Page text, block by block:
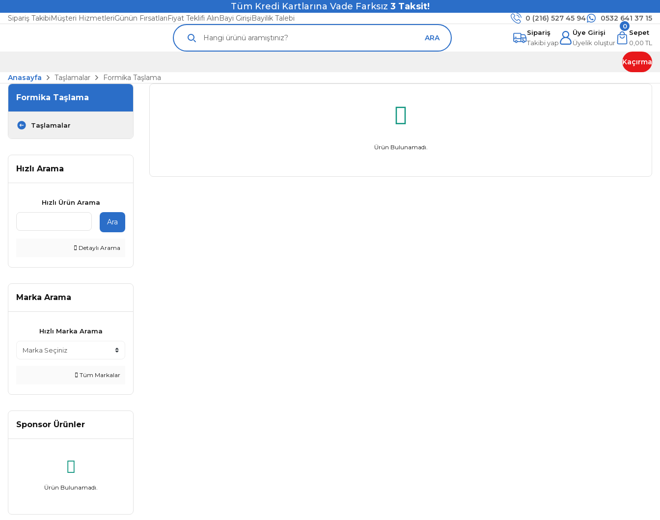
Tüm Kredi Kartlarına Vade Farksız 3 Taksit!
Sipariş TakibiMüşteri HizmetleriGünün FırsatlarıFiyat Teklifi AlınBayi GirişiBayilik Talebi 0 (216) 527 45 94 0532 641 37 15
ARA
Sipariş
Takibi yap
Üye Girişi
Üyelik oluştur
Sepet
0,00 TL
0
Kaçırma
Anasayfa
Taşlamalar Formika Taşlama
Formika Taşlama
Taşlamalar
Hızlı Arama
Hızlı Ürün Arama
Ara
Detaylı Arama
Marka Arama
Hızlı Marka Arama
Tüm Markalar
Sponsor Ürünler
Ürün Bulunamadı.
Ürün Bulunamadı.